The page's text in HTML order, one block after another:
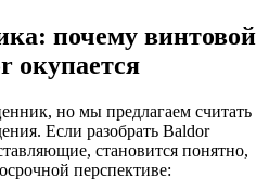
почему винтовой
окупается
но мы предлагаем считать
Если разобрать Baldor
становится понятно,
перспективе: